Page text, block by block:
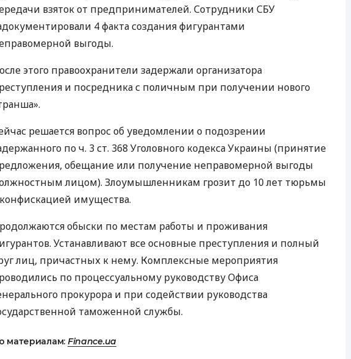
взяток от предпринимателей. Сотрудники СБУ
4 факта создания фигурантами
выгоды.
этого правоохранители задержали организатора
и посредника с поличным при получении нового
решается вопрос об уведомлении о подозрении
по ч. 3 ст. 368 Уголовного кодекса Украины (принятие
обещание или получение неправомерной выгоды
лицом). Злоумышленникам грозит до 10 лет тюрьмы
имущества.
обыски по местам работы и проживания
Устанавливают все основные преступления и полный
лиц, причастных к нему. Комплексные мероприятия
по процессуальному руководству Офиса
прокурора и при содействии руководства
таможенной службы.
материалам: Finance.ua